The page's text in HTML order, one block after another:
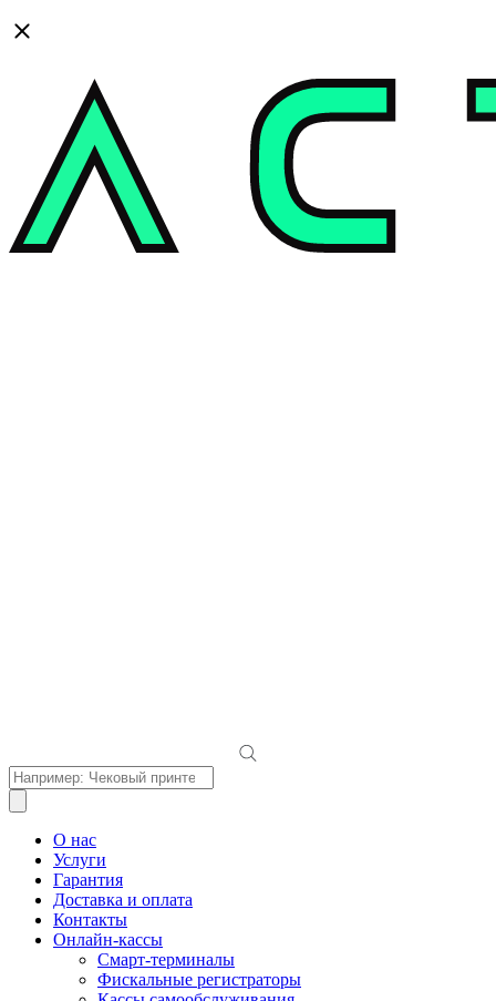
Поиск
товаров
О нас
Услуги
Гарантия
Доставка и оплата
Контакты
Онлайн-кассы
Смарт-терминалы
Фискальные регистраторы